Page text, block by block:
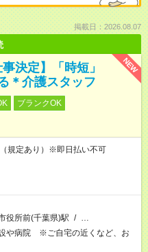
掲載日：2026.08.07
NEW
決定】「時短」
＊介護スタッフ
ブランクOK
規定あり）※即日払い不可
役所前(千葉県)駅 / …
や病院 ※ご自宅の近くなど、お